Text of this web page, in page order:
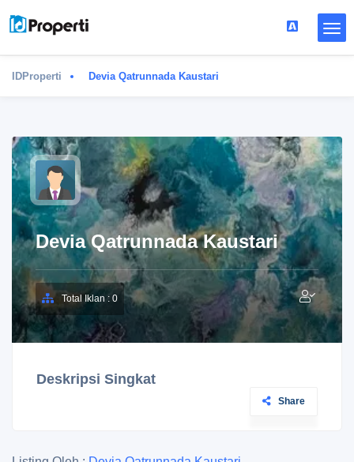
IDProperti Devia Qatrunnada Kaustari
Devia Qatrunnada Kaustari
Total Iklan : 0
Deskripsi Singkat
Share